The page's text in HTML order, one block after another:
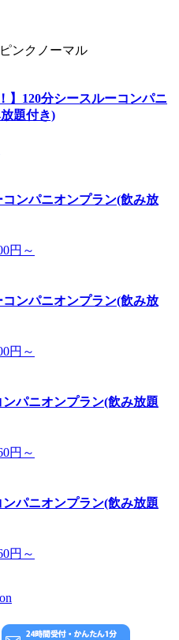
ンク ノーマル
】120分シースルーコンパニ
題付き)
コンパニオンプラン(飲み放
円～
コンパニオンプラン(飲み放
円～
ンパニオンプラン(飲み放題
円～
ンパニオンプラン(飲み放題
円～